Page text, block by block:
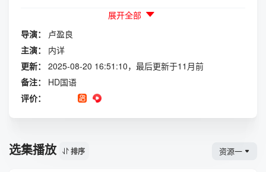
事。本片入围瑞士真实影展，获台北电影节最佳纪录片、最佳
剪辑、观众票选最佳影片，评审团全票通过获得百万首奖。
“拍出家人、土地和神明间的渴望与拉扯，不煽情却无比动
人。”
展开全部
导演：
卢盈良
主演：
内详
更新：
2025-08-20 16:51:10，最后更新于11月前
备注：
HD国语
评价：
选集播放 排序 资源一